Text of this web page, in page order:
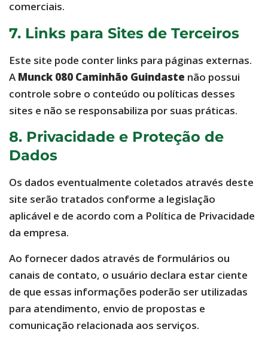
comerciais.
7. Links para Sites de Terceiros
Este site pode conter links para páginas externas.
A Munck 080 Caminhão Guindaste não possui
controle sobre o conteúdo ou políticas desses
sites e não se responsabiliza por suas práticas.
8. Privacidade e Proteção de
Dados
Os dados eventualmente coletados através deste
site serão tratados conforme a legislação
aplicável e de acordo com a Política de Privacidade
da empresa.
Ao fornecer dados através de formulários ou
canais de contato, o usuário declara estar ciente
de que essas informações poderão ser utilizadas
para atendimento, envio de propostas e
comunicação relacionada aos serviços.